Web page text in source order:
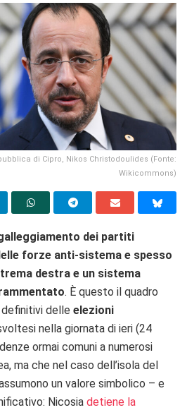
di Cipro, Nikos Christodoulides (Fonte:
Wikicommons)
dei partiti
forze anti-sistema e spesso
destra e un sistema
. È questo il quadro
delle elezioni
nella giornata di ieri (24
ormai comuni a numerosi
ma che nel caso dell’isola del
un valore simbolico – e
Nicosia detiene la